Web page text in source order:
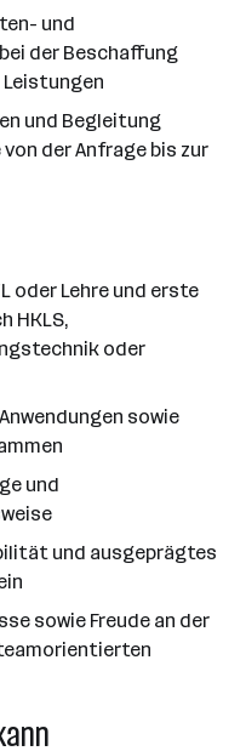
und
der Beschaffung
und Begleitung
der Anfrage bis zur
oder Lehre und erste
HKLS,
oder
sowie
und
und ausgeprägtes
sowie Freude an der